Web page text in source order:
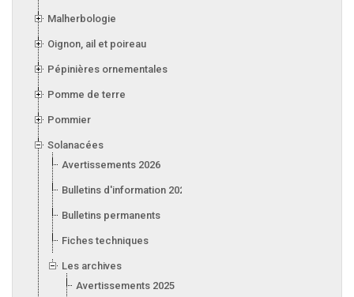
Malherbologie
Oignon, ail et poireau
Pépinières ornementales
Pomme de terre
Pommier
Solanacées
Avertissements 2026
Bulletins d'information 2026
Bulletins permanents
Fiches techniques
Les archives
Avertissements 2025